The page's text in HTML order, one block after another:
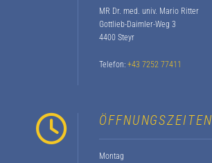
MR Dr. med. univ. Mario Ritter
Gottlieb-Daimler-Weg 3
4400 Steyr
Telefon: +43 7252 77411
 ÖFFNUNGSZEITEN
Montag